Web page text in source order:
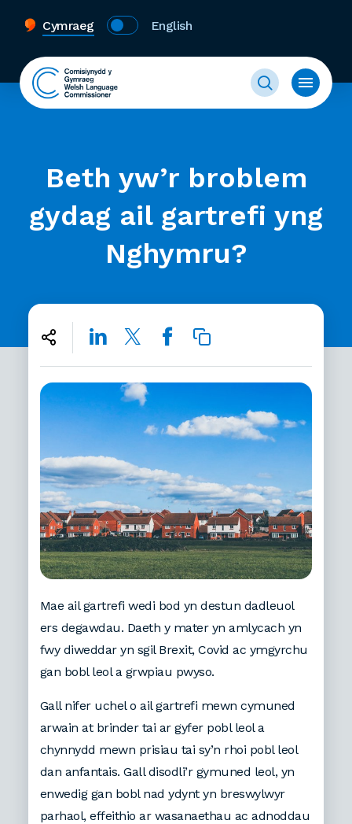
Cymraeg English
Beth yw’r broblem
gydag ail gartrefi yng
Nghymru?
Mae ail gartrefi wedi bod yn destun dadleuol
ers degawdau. Daeth y mater yn amlycach yn
fwy diweddar yn sgil Brexit, Covid ac ymgyrchu
gan bobl leol a grwpiau pwyso.
Gall nifer uchel o ail gartrefi mewn cymuned
arwain at brinder tai ar gyfer pobl leol a
chynnydd mewn prisiau tai sy’n rhoi pobl leol
dan anfantais. Gall disodli’r gymuned leol, yn
enwedig gan bobl nad ydynt yn breswylwyr
parhaol, effeithio ar wasanaethau ac adnoddau